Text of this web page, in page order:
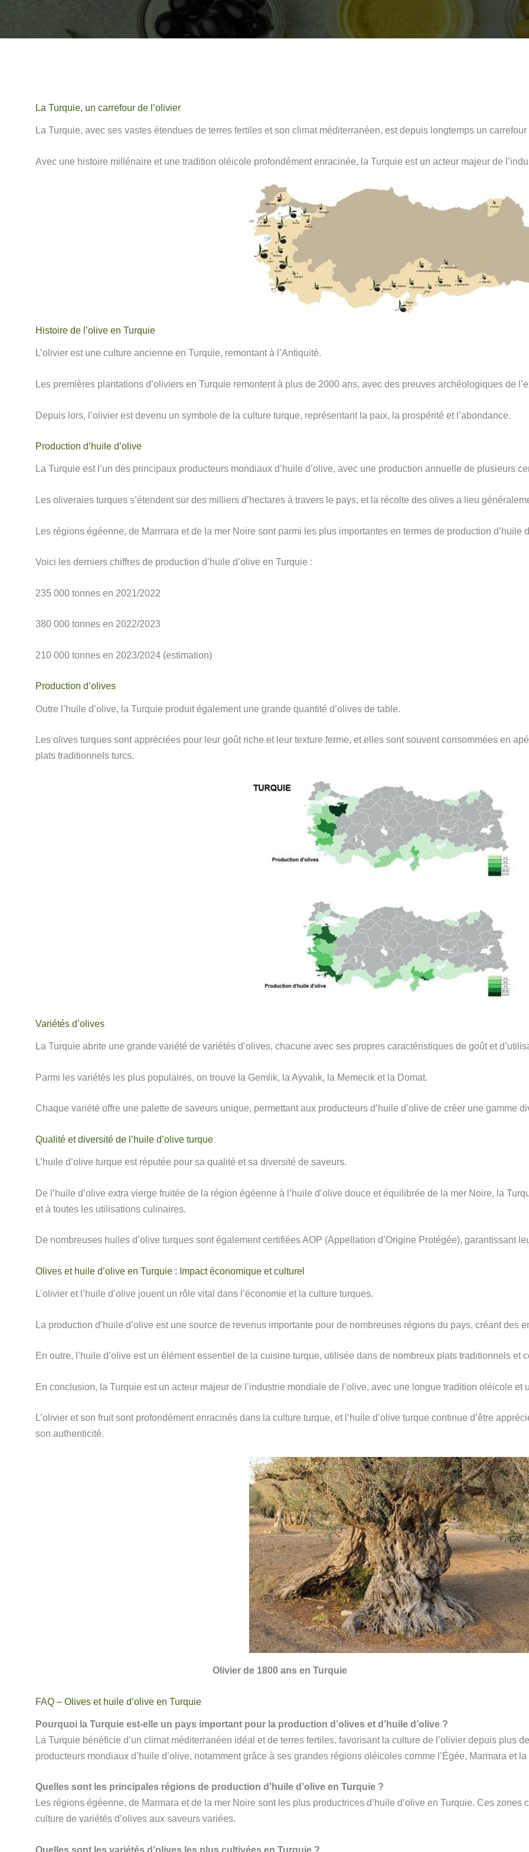
La Turquie, un carrefour de l’olivier
La Turquie, avec ses vastes étendues de terres fertiles et son climat méditerranéen, est depuis longtemps un carrefour
Avec une histoire millénaire et une tradition oléicole profondément enracinée, la Turquie est un acteur majeur de
Histoire de l’olive en Turquie
L’olivier est une culture ancienne en Turquie, remontant à l’Antiquité.
Les premières plantations d’oliviers en Turquie remontent à plus de 2000 ans, avec des preuves archéologiques de
Depuis lors, l’olivier est devenu un symbole de la culture turque, représentant la paix, la prospérité et l’abondance.
Production d’huile d’olive
La Turquie est l’un des principaux producteurs mondiaux d’huile d’olive, avec une production annuelle de plusieurs
Les oliveraies turques s’étendent sur des milliers d’hectares à travers le pays, et la récolte des olives a lieu
Les régions égéenne, de Marmara et de la mer Noire sont parmi les plus importantes en termes de production d’huile
Voici les derniers chiffres de production d’huile d’olive en Turquie :
235 000 tonnes en 2021/2022
380 000 tonnes en 2022/2023
210 000 tonnes en 2023/2024 (estimation)
Production d’olives
Outre l’huile d’olive, la Turquie produit également une grande quantité d’olives de table.
Les olives turques sont appréciées pour leur goût riche et leur texture ferme, et elles sont souvent consommées en
plats traditionnels turcs.
Variétés d’olives
La Turquie abrite une grande variété de variétés d’olives, chacune avec ses propres caractéristiques de goût et
Parmi les variétés les plus populaires, on trouve la Gemlik, la Ayvalık, la Memecik et la Domat.
Chaque variété offre une palette de saveurs unique, permettant aux producteurs d’huile d’olive de créer une gamme
Qualité et diversité de l’huile d’olive turque
L’huile d’olive turque est réputée pour sa qualité et sa diversité de saveurs.
De l’huile d’olive extra vierge fruitée de la région égéenne à l’huile d’olive douce et équilibrée de la mer Noire, la
et à toutes les utilisations culinaires.
De nombreuses huiles d’olive turques sont également certifiées AOP (Appellation d’Origine Protégée), garantissant
Olives et huile d’olive en Turquie : Impact économique et culturel
L’olivier et l’huile d’olive jouent un rôle vital dans l’économie et la culture turques.
La production d’huile d’olive est une source de revenus importante pour de nombreuses régions du pays, créant des
En outre, l’huile d’olive est un élément essentiel de la cuisine turque, utilisée dans de nombreux plats traditionnels et
En conclusion, la Turquie est un acteur majeur de l’industrie mondiale de l’olive, avec une longue tradition oléicole et
L’olivier et son fruit sont profondément enracinés dans la culture turque, et l’huile d’olive turque continue d’être
son authenticité.
Olivier de 1800 ans en Turquie
FAQ – Olives et huile d’olive en Turquie
Pourquoi la Turquie est-elle un pays important pour la production d’olives et d’huile d’olive ?
La Turquie bénéficie d’un climat méditerranéen idéal et de terres fertiles, favorisant la culture de l’olivier depuis plus
producteurs mondiaux d’huile d’olive, notamment grâce à ses grandes régions oléicoles comme l’Égée, Marmara et
Quelles sont les principales régions de production d’huile d’olive en Turquie ?
Les régions égéenne, de Marmara et de la mer Noire sont les plus productrices d’huile d’olive en Turquie. Ces
culture de variétés d’olives aux saveurs variées.
Quelles sont les variétés d’olives les plus cultivées en Turquie ?